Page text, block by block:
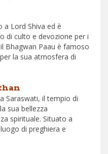
Lord Shiva ed è
di culto e devozione per i
Bhagwan Paau è famoso
la sua atmosfera di
Saraswati, il tempio di
sua bellezza
spirituale. Situato a
di preghiera e